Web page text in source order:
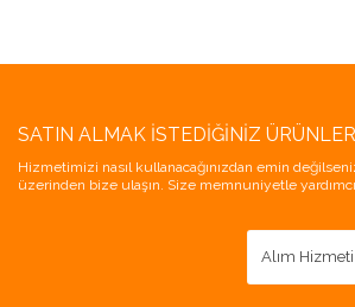
SATIN ALMAK İSTEDIĞINIZ
Hizmetimizi nasıl kullanacağınızdan emin
üzerinden bize ulaşın. Size memnuniyetle
Alım Hizmeti